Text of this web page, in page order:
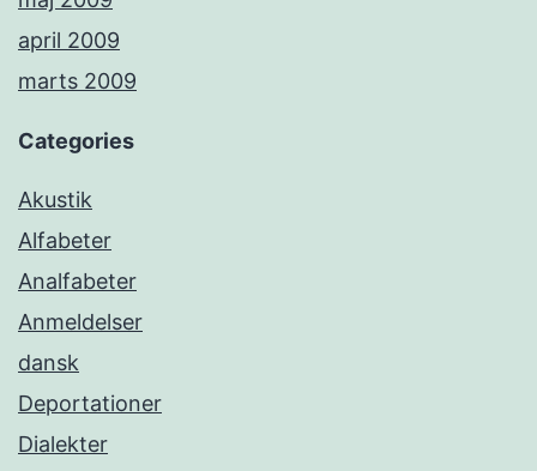
april 2009
marts 2009
Categories
Akustik
Alfabeter
Analfabeter
Anmeldelser
dansk
Deportationer
Dialekter